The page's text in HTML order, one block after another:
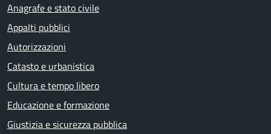
Anagrafe e stato civile
Appalti pubblici
Autorizzazioni
Catasto e urbanistica
Cultura e tempo libero
Educazione e formazione
Giustizia e sicurezza pubblica